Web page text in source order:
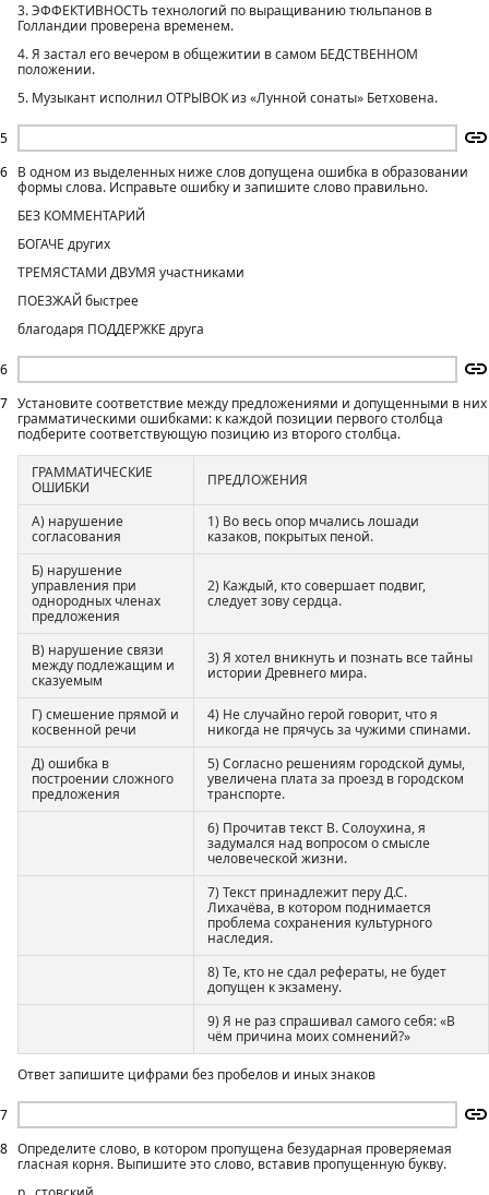
5
3. ЭФФЕКТИВНОСТЬ технологий по выращиванию тюльпанов в
Голландии проверена временем.
4. Я застал его вечером в общежитии в самом БЕДСТВЕННОМ
положении.
5. Музыкант исполнил ОТРЫВОК из «Лунной сонаты» Бетховена.
6
6
В одном из выделенных ниже слов допущена ошибка в образовании
формы слова. Исправьте ошибку и запишите слово правильно.
БЕЗ КОММЕНТАРИЙ
БОГАЧЕ других
ТРЕМЯСТАМИ ДВУМЯ участниками
ПОЕЗЖАЙ быстрее
благодаря ПОДДЕРЖКЕ друга
7
7
Установите соответствие между предложениями и допущенными в них
грамматическими ошибками: к каждой позиции первого столбца
подберите соответствующую позицию из второго столбца.
ГРАММАТИЧЕСКИЕ
ОШИБКИ
ПРЕДЛОЖЕНИЯ
А) нарушение
согласования
1) Во весь опор мчались лошади
казаков, покрытых пеной.
Б) нарушение
управления при
однородных членах
предложения
2) Каждый, кто совершает подвиг,
следует зову сердца.
В) нарушение связи
между подлежащим и
сказуемым
3) Я хотел вникнуть и познать все тайны
истории Древнего мира.
Г) смешение прямой и
косвенной речи
4) Не случайно герой говорит, что я
никогда не прячусь за чужими спинами.
Д) ошибка в
построении сложного
предложения
5) Согласно решениям городской думы,
увеличена плата за проезд в городском
транспорте.
6) Прочитав текст В. Солоухина, я
задумался над вопросом о смысле
человеческой жизни.
7) Текст принадлежит перу Д.С.
Лихачёва, в котором поднимается
проблема сохранения культурного
наследия.
8) Те, кто не сдал рефераты, не будет
допущен к экзамену.
9) Я не раз спрашивал самого себя: «В
чём причина моих сомнений?»
Ответ запишите цифрами без пробелов и иных знаков
8 Определите слово, в котором пропущена безударная проверяемая
гласная корня. Выпишите это слово, вставив пропущенную букву.